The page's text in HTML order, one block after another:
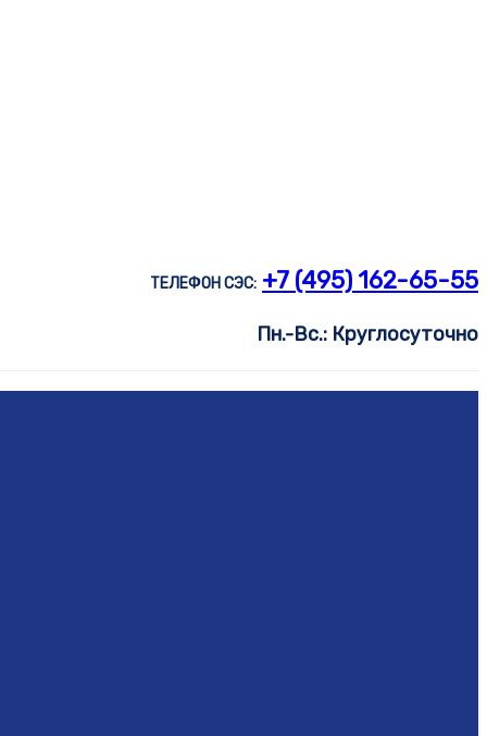
ТЕЛЕФОН СЭС: +7 (495) 162-65-55
Пн.-Вс.: Круглосуточно